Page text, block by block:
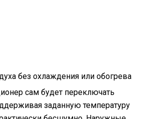
без охлаждения или обогрева
сам будет переключать
заданную температуру